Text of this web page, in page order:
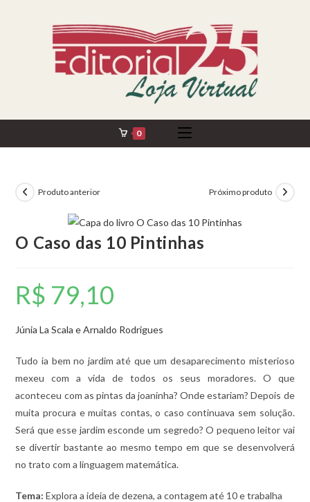
0
Produto anterior Próximo produto
O Caso das 10 Pintinhas
R$ 79,10
Júnia La Scala e Arnaldo Rodrigues
Tudo ia bem no jardim até que um desaparecimento misterioso
mexeu com a vida de todos os seus moradores. O que
aconteceu com as pintas da joaninha? Onde estariam? Depois de
muita procura e muitas contas, o caso continuava sem solução.
Será que esse jardim esconde um segredo? O pequeno leitor vai
se divertir bastante ao mesmo tempo em que se desenvolverá
no trato com a linguagem matemática.
Tema: Explora a ideia de dezena, a contagem até 10 e trabalha